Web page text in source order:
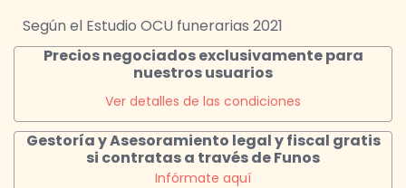
Según el Estudio OCU funerarias 2021
Precios negociados exclusivamente para
nuestros usuarios
Ver detalles de las condiciones
Gestoría y Asesoramiento legal y fiscal gratis
si contratas a través de Funos
Infórmate aquí